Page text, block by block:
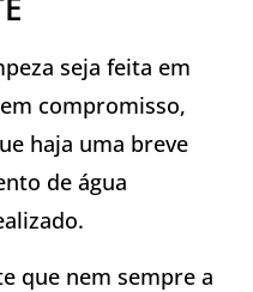
seja feita em
compromisso,
haja uma breve
de água
que nem sempre a